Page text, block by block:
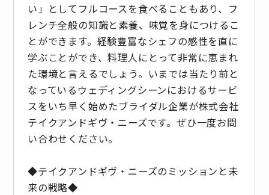
い」としてフルコースを食べることもあり、フ
レンチ全般の知識と素養、味覚を身につけるこ
とができます。経験豊富なシェフの感性を直に
学ぶことができ、料理人にとって非常に恵まれ
た環境と言えるでしょう。いまでは当たり前と
なっているウェディングシーンにおけるサービ
スをいち早く始めたブライダル企業が株式会社
テイクアンドギヴ・ニーズです。ぜひ一度お問
い合わせください。
◆テイクアンドギヴ・ニーズのミッションと未
来の戦略◆